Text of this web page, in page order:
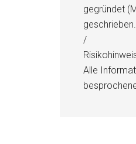
gegründet
geschrieben.
/
Alle